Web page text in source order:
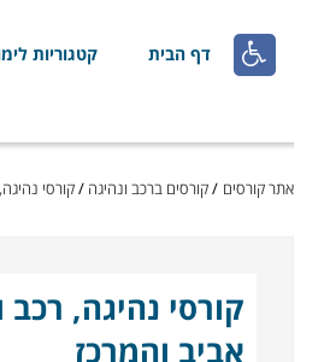
 דף הבית קטגוריות
אתר קורסים /קורסים ברכב ונהיגה /קורסי
קורסי נהיגה, רכב
אביב והמרכז